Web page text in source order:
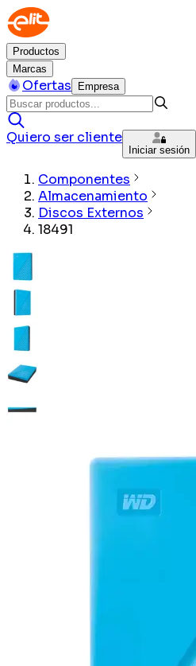
Productos
Marcas
Ofertas Empresa
Quiero ser cliente
Iniciar sesión
Componentes
Almacenamiento
Discos Externos
18491